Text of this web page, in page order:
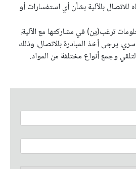
بالآلية بشأن أي استفسارات أو
ترغب(ين) في مشاركتها مع الآلية،
يرجى أخذ المبادرة بالاتصال، وذلك
لتلقي وجمع أنواع مختلفة من المواد.